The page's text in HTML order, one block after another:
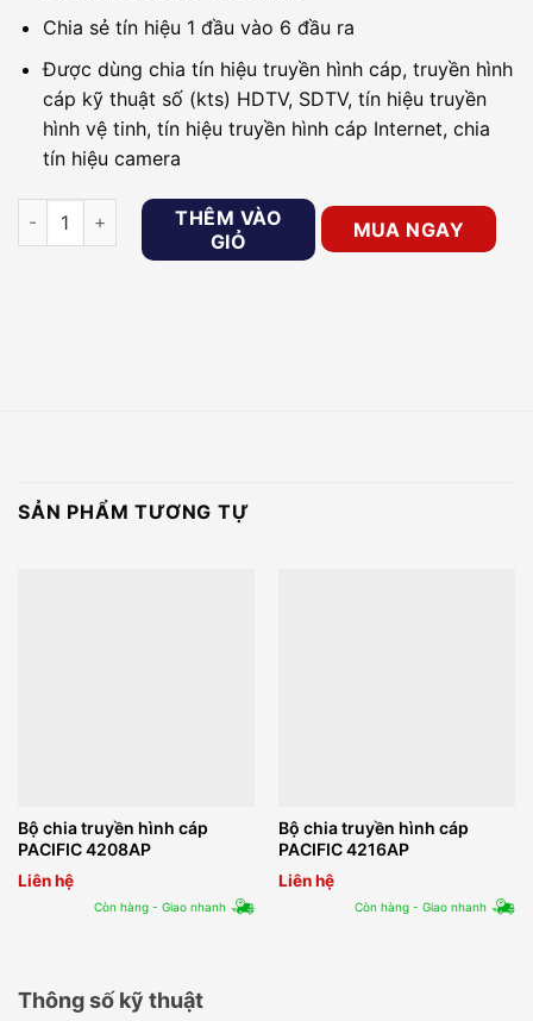
Chia sẻ tín hiệu 1 đầu vào 6 đầu ra
Được dùng chia tín hiệu truyền hình cáp, truyền hình
cáp kỹ thuật số (kts) HDTV, SDTV, tín hiệu truyền
hình vệ tinh, tín hiệu truyền hình cáp Internet, chia
tín hiệu camera
Bộ chia truyền hình cáp PACIFIC 4206AP số lượng
THÊM VÀO
GIỎ
MUA NGAY
SẢN PHẨM TƯƠNG TỰ
Bộ chia truyền hình cáp
PACIFIC 4208AP
Liên hệ
Còn hàng - Giao nhanh
Bộ chia truyền hình cáp
PACIFIC 4216AP
Liên hệ
Còn hàng - Giao nhanh
Thông số kỹ thuật